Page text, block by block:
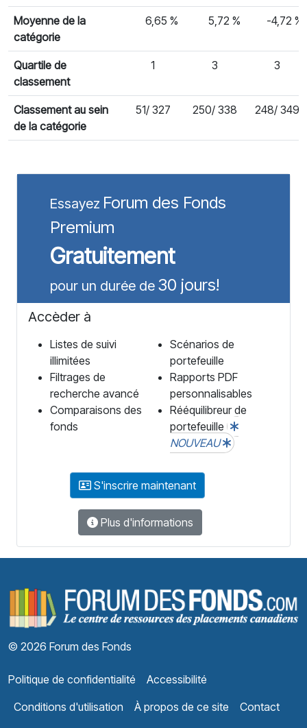
Moyenne de la
catégorie
6,65 % 5,72 % -4,72 %
Quartile de
classement
1 3 3
Classement au sein
de la catégorie
51/ 327 250/ 338 248/ 349
Essayez Forum des Fonds
Premium
Gratuitement
pour un durée de 30 jours!
Accèder à
Listes de suivi
illimitées
Filtrages de
recherche avancé
Comparaisons des
fonds
Scénarios de
portefeuille
Rapports PDF
personnalisables
Rééquilibreur de
portefeuille
NOUVEAU
S'inscrire maintenant
Plus d'informations
© 2026 Forum des Fonds
Politique de confidentialité
Accessibilité
Conditions d'utilisation
À propos de ce site Contact